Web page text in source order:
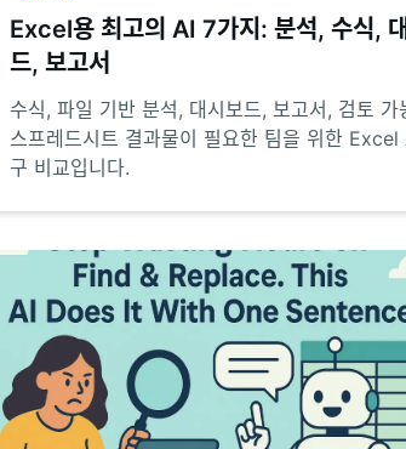
Excel용 최고의 AI 7가지: 분석, 수식,
드, 보고서
수식, 파일 기반 분석, 대시보드, 보고서, 검토 가
스프레드시트 결과물이 필요한 팀을 위한 Excel
구 비교입니다.